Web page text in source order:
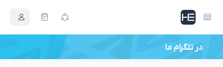
در تلگرام ما